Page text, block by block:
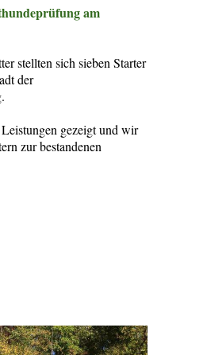
am
stellten sich sieben Starter
der
gezeigt und wir
zur bestandenen